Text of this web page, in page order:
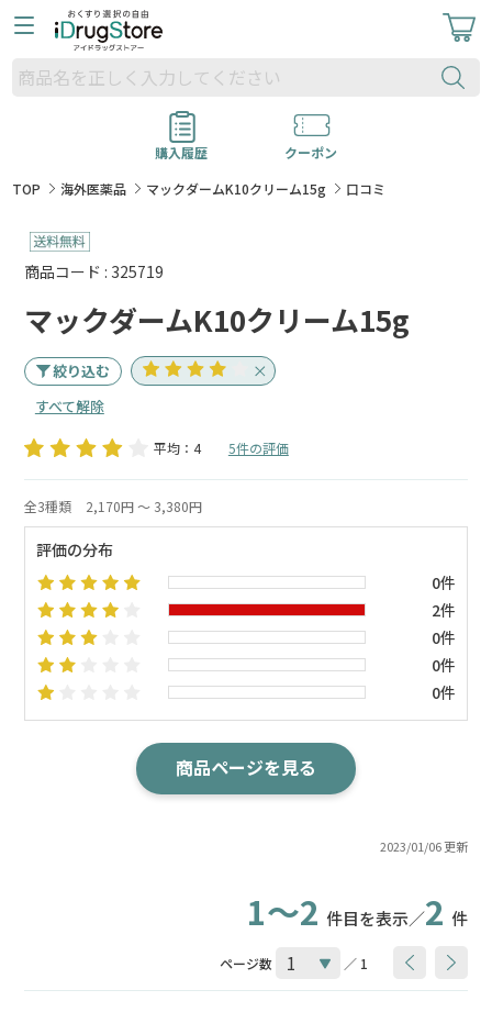
購入履歴
クーポン
TOP
海外医薬品 マックダームK10クリーム15g 口コミ
商品コード : 325719
マックダームK10クリーム15g
絞り込む
すべて解除
平均：4 5件の評価
2023/01/06 更新
全3種類 2,170円 ～ 3,380円
評価の分布
0件
2件
0件
0件
0件
商品ページを見る
1～2 件目を表示／2 件
ページ数 ／ 1